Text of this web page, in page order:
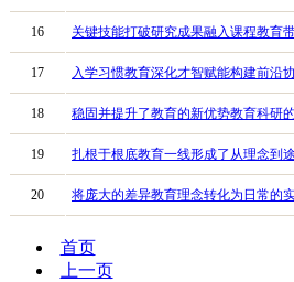
16 关键技能打破研究成果融入课程教育
17 入学习惯教育深化才智赋能构建前沿
18 稳固并提升了教育的新优势教育科研
19 扎根于根底教育一线形成了从理念到
20 将庞大的差异教育理念转化为日常的
首页
上一页